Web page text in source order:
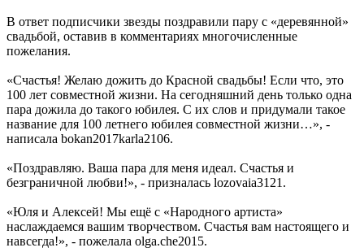
В ответ подписчики звезды поздравили пару с «деревянной»
свадьбой, оставив в комментариях многочисленные
пожелания.
«Счастья! Желаю дожить до Красной свадьбы! Если что, это
100 лет совместной жизни. На сегодняшний день только одна
пара дожила до такого юбилея. С их слов и придумали такое
название для 100 летнего юбилея совместной жизни…», -
написала bokan2017karla2106.
«Поздравляю. Ваша пара для меня идеал. Счастья и
безграничной любви!», - призналась lozovaia3121.
«Юля и Алексей! Мы ещё с «Народного артиста»
наслаждаемся вашим творчеством. Счастья вам настоящего и
навсегда!», - пожелала olga.che2015.